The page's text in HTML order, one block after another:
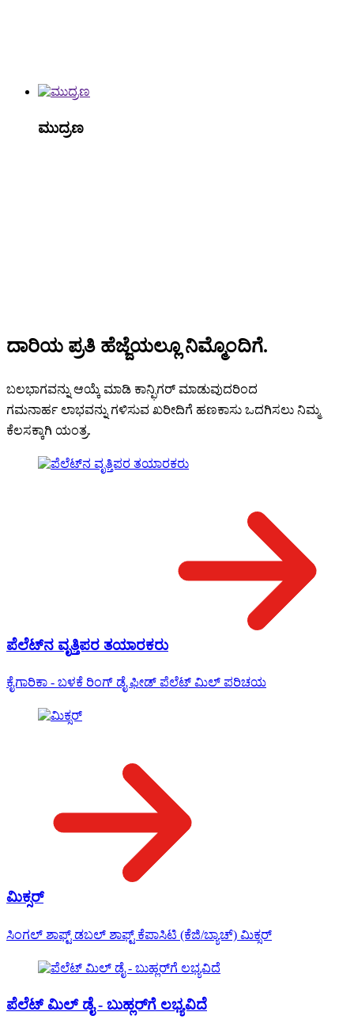
ಮುದ್ರಣ
ದಾರಿಯ ಪ್ರತಿ ಹೆಜ್ಜೆಯಲ್ಲೂ ನಿಮ್ಮೊಂದಿಗೆ.
ಬಲಭಾಗವನ್ನು ಆಯ್ಕೆ ಮಾಡಿ ಕಾನ್ಫಿಗರ್ ಮಾಡುವುದರಿಂದ
ಗಮನಾರ್ಹ ಲಾಭವನ್ನು ಗಳಿಸುವ ಖರೀದಿಗೆ ಹಣಕಾಸು ಒದಗಿಸಲು ನಿಮ್ಮ
ಕೆಲಸಕ್ಕಾಗಿ ಯಂತ್ರ.
ಪೆಲೆಟ್‌ನ ವೃತ್ತಿಪರ ತಯಾರಕರು
ಕೈಗಾರಿಕಾ - ಬಳಕೆ ರಿಂಗ್ ಡೈ ಫೀಡ್ ಪೆಲೆಟ್ ಮಿಲ್ ಪರಿಚಯ
ಮಿಕ್ಸರ್
ಸಿಂಗಲ್ ಶಾಫ್ಟ್ ಡಬಲ್ ಶಾಫ್ಟ್ ಕೆಪಾಸಿಟಿ (ಕೆಜಿ/ಬ್ಯಾಚ್) ಮಿಕ್ಸರ್
ಪೆಲೆಟ್ ಮಿಲ್ ಡೈ - ಬುಹ್ಲರ್‌ಗೆ ಲಭ್ಯವಿದೆ